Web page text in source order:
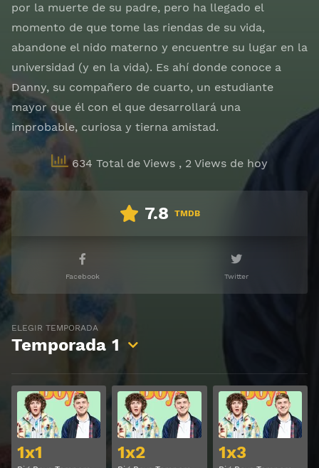
por la muerte de su padre, pero ha llegado el
momento de que tome las riendas de su vida,
abandone el nido materno y encuentre su lugar en la
universidad (y en la vida). Es ahí donde conoce a
Danny, su compañero de cuarto, un estudiante
mayor que él con el que desarrollará una
improbable, curiosa y tierna amistad.
634 Total de Views , 2 Views de hoy
7.8 TMDB
Facebook Twitter
ELEGIR TEMPORADA
Temporada 1
1x1
Ver
1x2
Ver
1x3